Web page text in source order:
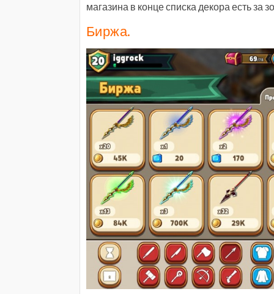
магазина в конце списка декора есть за
Биржа.